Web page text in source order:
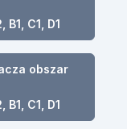
B1, C1, D1
obszar
B1, C1, D1